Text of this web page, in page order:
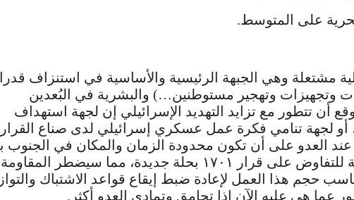
على المتوسط.
مشتعلة وهي الجبهة الرئيسية والأساسية في استنزاف
وتجهيزات وتهجير مستوطنين…) والبشرية في البُعدين
أن تتطور مع تزايد التهديد الإسرائيلي إن لجهة استهداف
أو لجهة تنامي فكرة عمل عسكري إسرائيلي لدى صناع القرار
عند العدو على أن تكون محدودة الزمان والمكان في الجنوب
كان أو جواً بهدف جر المقاومة للتفاوض على قرار ١٧٠١ بحلة جديدة، مما سيضطر المقاومة
حجم هذا العمل لإعادة ضبط إيقاع قواعد الاشتباك
عما هي عليه الآن اذا تحامق وتمادى العدو أكثر.